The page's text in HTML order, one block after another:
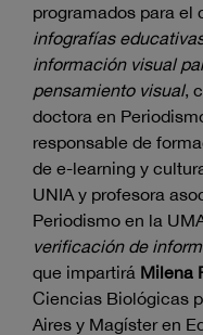
programados para el
infografías
información visual
pensamiento visual,
doctora en
responsable de
de e-learning y
UNIA y profesora
Periodismo en la
verificación de
que impartirá Milena
Ciencias Biológicas
Aires y Magíster en